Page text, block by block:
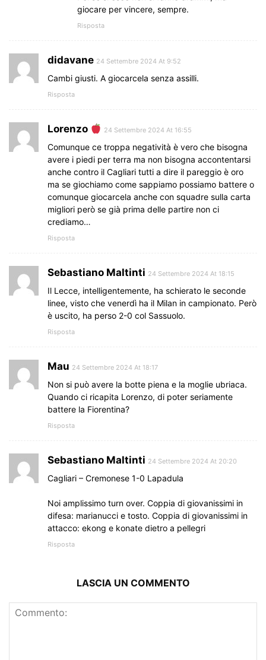
giocare per vincere, sempre.
Risposta
didavane 24 Settembre 2024 At 9:52
Cambi giusti. A giocarcela senza assilli.
Risposta
Lorenzo 24 Settembre 2024 At 16:55
Comunque ce troppa negatività è vero che bisogna
avere i piedi per terra ma non bisogna accontentarsi
anche contro il Cagliari tutti a dire il pareggio è oro
ma se giochiamo come sappiamo possiamo battere o
comunque giocarcela anche con squadre sulla carta
migliori però se già prima delle partire non ci
crediamo…
Risposta
Sebastiano Maltinti 24 Settembre 2024 At 18:15
Il Lecce, intelligentemente, ha schierato le seconde
linee, visto che venerdì ha il Milan in campionato. Però
è uscito, ha perso 2-0 col Sassuolo.
Risposta
Mau 24 Settembre 2024 At 18:17
Non si può avere la botte piena e la moglie ubriaca.
Quando ci ricapita Lorenzo, di poter seriamente
battere la Fiorentina?
Risposta
Sebastiano Maltinti 24 Settembre 2024 At 20:20
Cagliari – Cremonese 1-0 Lapadula
Noi amplissimo turn over. Coppia di giovanissimi in
difesa: marianucci e tosto. Coppia di giovanissimi in
attacco: ekong e konate dietro a pellegri
Risposta
LASCIA UN COMMENTO